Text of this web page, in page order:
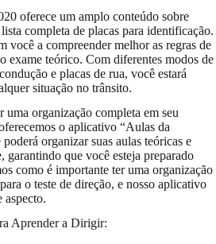
oferece um amplo conteúdo sobre
completa de placas para identificação.
você a compreender melhor as regras de
exame teórico. Com diferentes modos de
e placas de rua, você estará
situação no trânsito.
uma organização completa em seu
o aplicativo “Aulas da
organizar suas aulas teóricas e
garantindo que você esteja preparado
como é importante ter uma organização
o teste de direção, e nosso aplicativo
aspecto.
Aprender a Dirigir: